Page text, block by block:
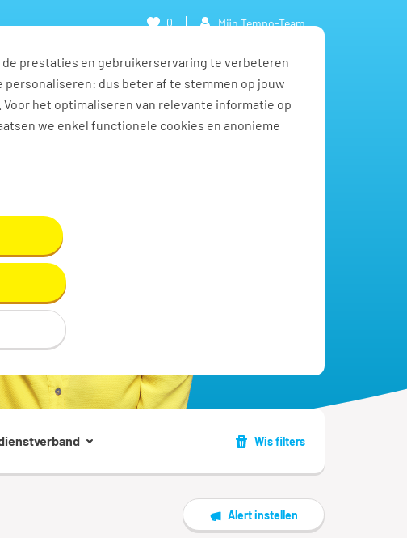
de prestaties en gebruikerservaring te verbeteren
dus beter af te stemmen op jouw
het optimaliseren van relevante informatie op
we enkel functionele cookies en anonieme
0 Mijn Tempo-Team
Wis filters
Alert instellen